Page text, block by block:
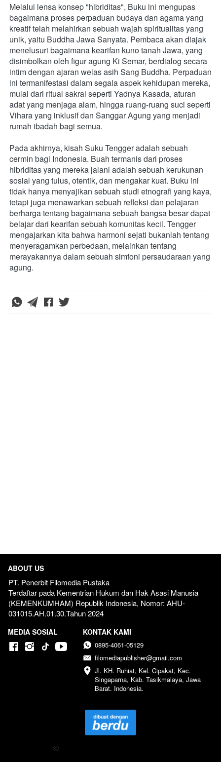
Melalui lensa konsep "hibriditas", Buku ini mengupas
bagaimana proses perpaduan budaya dan agama yang
kreatif telah melahirkan sebuah wajah spiritualitas yang
unik, yaitu Buddha Jawa Sanyata. Pembaca akan diajak
menelusuri bagaimana kearifan kuno tanah Jawa, yang
disimbolkan oleh figur agung Ki Semar, berdialog secara
intim dengan ajaran welas asih Sang Buddha. Perpaduan
ini termanifestasi dalam segala aspek kehidupan mereka,
mulai dari ritual sakral seperti Yadnya Kasada, aturan
adat yang menjaga alam, hingga ruang-ruang suci seperti
Vihara yang inklusif dan Sanggar Agung yang menjadi
rumah ibadah bagi semua.
Pada akhirnya, kisah Suku Tengger adalah sebuah
cermin bagi Indonesia. Buah termanis dari proses
hibriditas yang mereka jalani adalah sebuah kerukunan
sosial yang tulus, otentik, dan mengakar kuat. Buku ini
tidak hanya menyajikan sebuah studi etnografi yang kaya,
tetapi juga menawarkan sebuah refleksi dan pelajaran
berharga tentang bagaimana sebuah bangsa besar dapat
belajar dari kearifan sebuah komunitas kecil. Tengger
mengajarkan kita bahwa harmoni sejati bukanlah tentang
menyeragamkan perbedaan, melainkan tentang
merayakannya dalam sebuah simfoni persaudaraan yang
agung.
ABOUT US
PT. Penerbit Filomedia Pustaka
Terdaftar pada Kementrian Hukum dan Hak Asasi Manusia
(KEMENKUMHAM) Republik Indonesia, Nomor: AHU-
031015.AH.01.30.Tahun 2024
MEDIA SOSIAL KONTAK KAMI
0895-4061-05129
filomediapublisher@gmail.com
Jl. KH. Ruhiat, Kel. Cipakat, Kec.
Singaparna, Kab. Tasikmalaya, Jawa
Barat. Indonesia.
2024 Penerbit Filomedia Pustaka - All Right